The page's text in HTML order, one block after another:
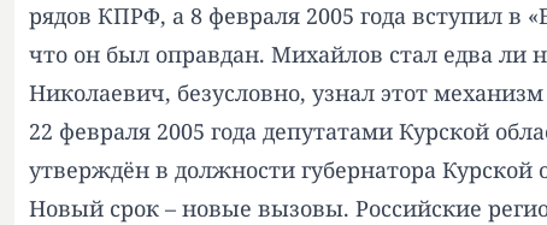
рядов КПРФ, а 8 февраля 2005 года вступил в
что он был оправдан. Михайлов стал едва
Николаевич, безусловно, узнал этот
22 февраля 2005 года депутатами Курской
утверждён в должности губернатора
Новый срок – новые вызовы. Российские